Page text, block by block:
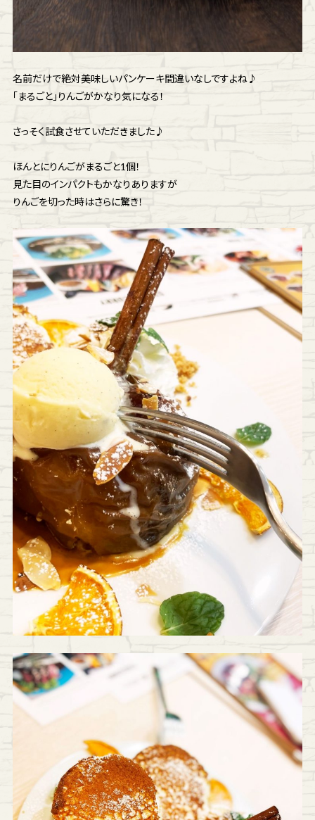
名前だけで絶対美味しいパンケーキ間違いなしですよね♪
「まるごと」りんごがかなり気になる！
さっそく試食させていただきました♪
ほんとにりんごがまるごと1個！
見た目のインパクトもかなりありますが
りんごを切った時はさらに驚き！